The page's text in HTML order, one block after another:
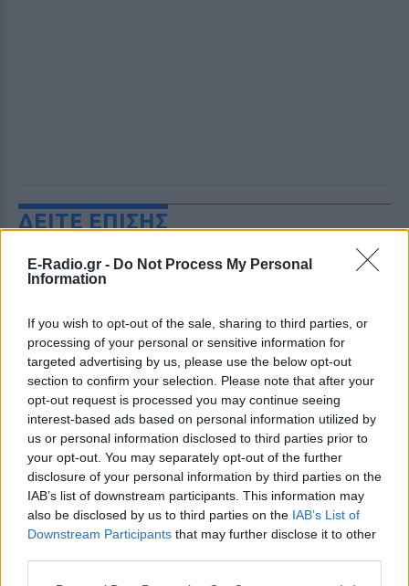
E-Radio.gr - Do Not Process My Personal
Information
If you wish to opt-out of the sale, sharing to third parties, or
processing of your personal or sensitive information for
targeted advertising by us, please use the below opt-out
section to confirm your selection. Please note that after your
opt-out request is processed you may continue seeing
interest-based ads based on personal information utilized by
us or personal information disclosed to third parties prior to
your opt-out. You may separately opt-out of the further
disclosure of your personal information by third parties on the
IAB’s list of downstream participants. This information may
also be disclosed by us to third parties on the IAB’s List of
Downstream Participants that may further disclose it to other
ΔΕΙΤΕ ΕΠΙΣΗΣ
ΣΤΗΝ ΙΔΙΑ ΚΑΤΗΓΟΡΙΑ
απίθανη φάρσα σε υπάλληλο
καφετέριας – Τι έγινε στο
βίντεο
ΠΡΙΝ 8 ΏΡΕΣ
Συνεχή παράπονα για τον καφέ, στημένος
καβγάς και ενθουσιώδεις αντιδράσεις
από τους followers του
Οι συναυλίες επιτέλους
βγάζουν φτηνά εισιτήρια ‑
Ποιοι καλλιτέχνες κατέβασαν
τις τιμές